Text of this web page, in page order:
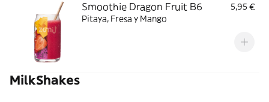
Smoothie Dragon Fruit B6
5,95 €
Pitaya, Fresa y Mango
MilkShakes